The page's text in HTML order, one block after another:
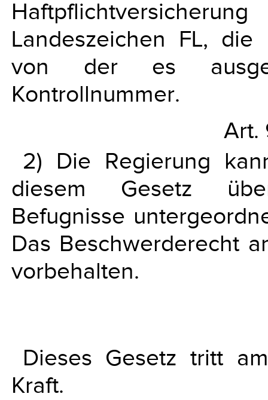
Landeszeichen FL,
von der es
Kontrollnummer.
Art.
2) Die Regierung
diesem Gesetz
Befugnisse
Das Beschwerderecht
vorbehalten.
Dieses Gesetz tritt
Kraft.